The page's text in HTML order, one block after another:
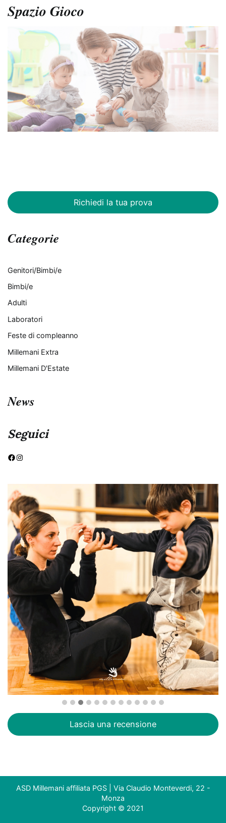
Spazio Gioco
Richiedi la tua prova
Categorie
Genitori/Bimbi/e
Bimbi/e
Adulti
Laboratori
Feste di compleanno
Millemani Extra
Millemani D'Estate
News
Seguici
Facebook
Lascia una recensione
ASD Millemani affiliata PGS | Via Claudio Monteverdi, 22 -
Monza
Copyright © 2021